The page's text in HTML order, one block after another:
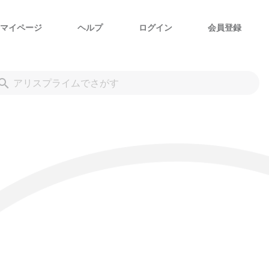
マイページ ヘルプ ログイン 会員登録